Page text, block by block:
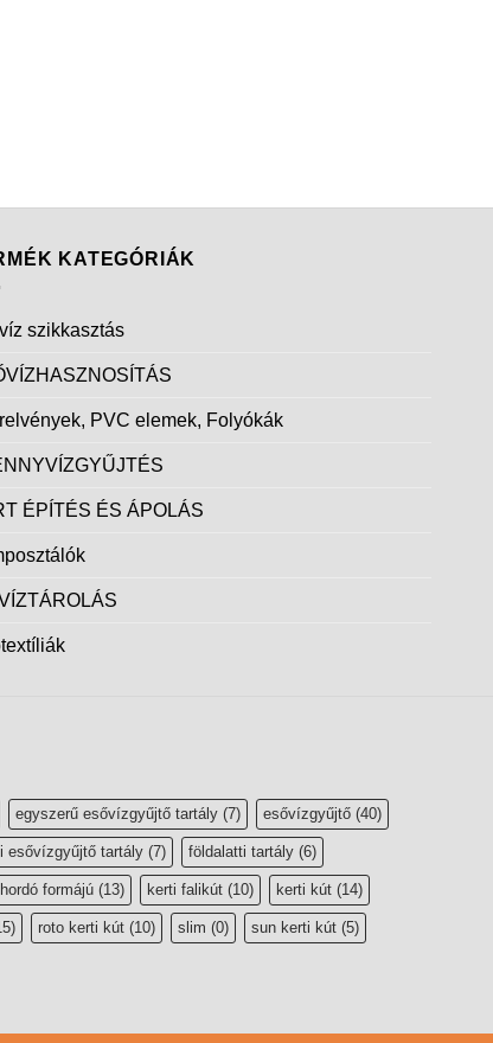
KATEGÓRIÁK
szikkasztás
PVC elemek, Folyókák
ÉPÍTÉS ÉS ÁPOLÁS
egyszerű esővízgyűjtő tartály (7) esővízgyűjtő (40)
esővízgyűjtő tartály (7) földalatti tartály (6)
hordó formájú (13) kerti falikút (10) kerti kút (14)
roto kerti kút (10) slim (0) sun kerti kút (5)